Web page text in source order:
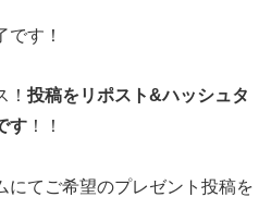
です！
投稿をリポスト&ハッシュタ
す ！！
てご希望のプレゼント投稿を